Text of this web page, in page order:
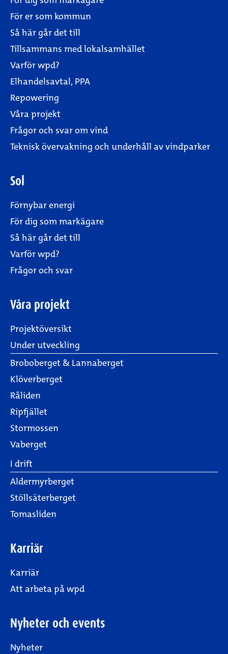
För er som kommun
Så här går det till
Tillsammans med lokalsamhället
Varför wpd?
Elhandelsavtal, PPA
Repowering
Våra projekt
Frågor och svar om vind
Teknisk övervakning och underhåll av vindparker
Sol
Förnybar energi
För dig som markägare
Så här går det till
Varför wpd?
Frågor och svar
Våra projekt
Projektöversikt
Under utveckling
Broboberget & Lannaberget
Klöverberget
Råliden
Ripfjället
Stormossen
Vaberget
I drift
Aldermyrberget
Stöllsäterberget
Tomasliden
Karriär
Karriär
Att arbeta på wpd
Nyheter och events
Nyheter